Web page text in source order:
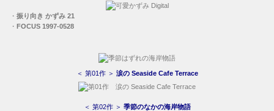
・ 振り向き かずみ 21
・ FOCUS 1997-0528
＜ 第01作 ＞ 涙の Seaside Cafe Terrace
＜ 第02作 ＞ 季節のなかの海岸物語